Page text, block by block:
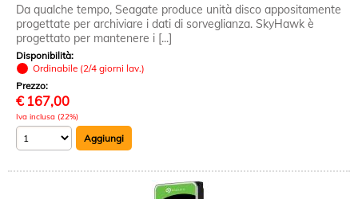
Da qualche tempo, Seagate produce unità disco appositamente
progettate per archiviare i dati di sorveglianza. SkyHawk è
progettato per mantenere i [...]
Disponibilità:
Ordinabile (2/4 giorni lav.)
Prezzo:
€ 167,00
Iva inclusa (22%)